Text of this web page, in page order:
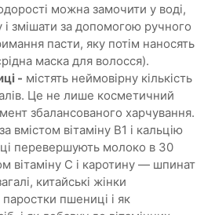
можна замочити у воді,
і змішати за допомогою ручного
пасти, яку потім наносять
маска для волосся).
- містять неймовірну кількість
Це не лише косметичний
збалансованого харчування.
вмістом вітаміну В1 і кальцію
перевершують молоко в 30
вітаміну С і каротину — шпинат
китайські жінки
пшениці і як